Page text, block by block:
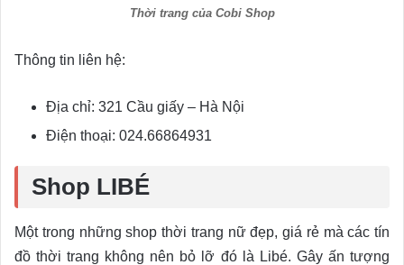
Thời trang của Cobi Shop
Thông tin liên hệ:
Địa chỉ: 321 Cầu giấy – Hà Nội
Điện thoại: 024.66864931
Shop LIBÉ
Một trong những shop thời trang nữ đẹp, giá rẻ mà các tín
đồ thời trang không nên bỏ lỡ đó là Libé. Gây ấn tượng